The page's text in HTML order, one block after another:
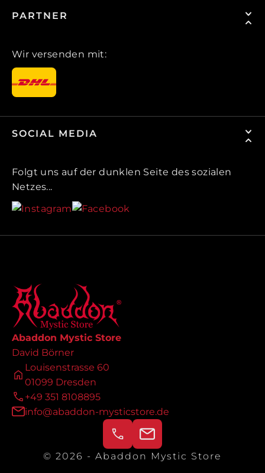
PARTNER
Wir versenden mit:
SOCIAL MEDIA
Folgt uns auf der dunklen Seite des sozialen
Netzes...
Abaddon Mystic Store
David Börner
Louisenstrasse 60
01099 Dresden
+49 351 8108895
info@abaddon-mysticstore.de
© 2026 - Abaddon Mystic Store